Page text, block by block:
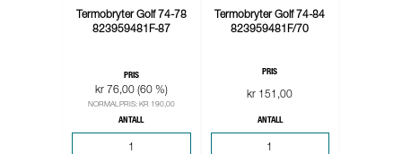
Termobryter Golf 74-78
823959481F-87
PRIS
kr 76,00 (60 %)
NORMALPRIS: KR 190,00
ANTALL
Termobryter Golf 74-84
823959481F/70
PRIS
kr 151,00
ANTALL